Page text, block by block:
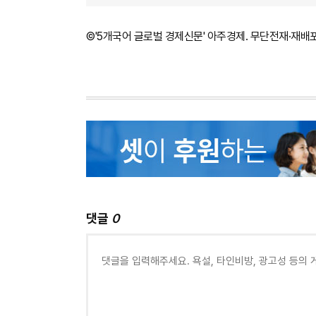
©'5개국어 글로벌 경제신문' 아주경제. 무단전재·재배
댓글 0